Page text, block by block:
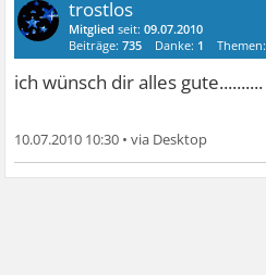
trostlos
Mitglied seit:09.07.2010
Beiträge:735 Danke: 1 Themen:
ich wünsch dir alles gute..........
10.07.2010 10:30 •